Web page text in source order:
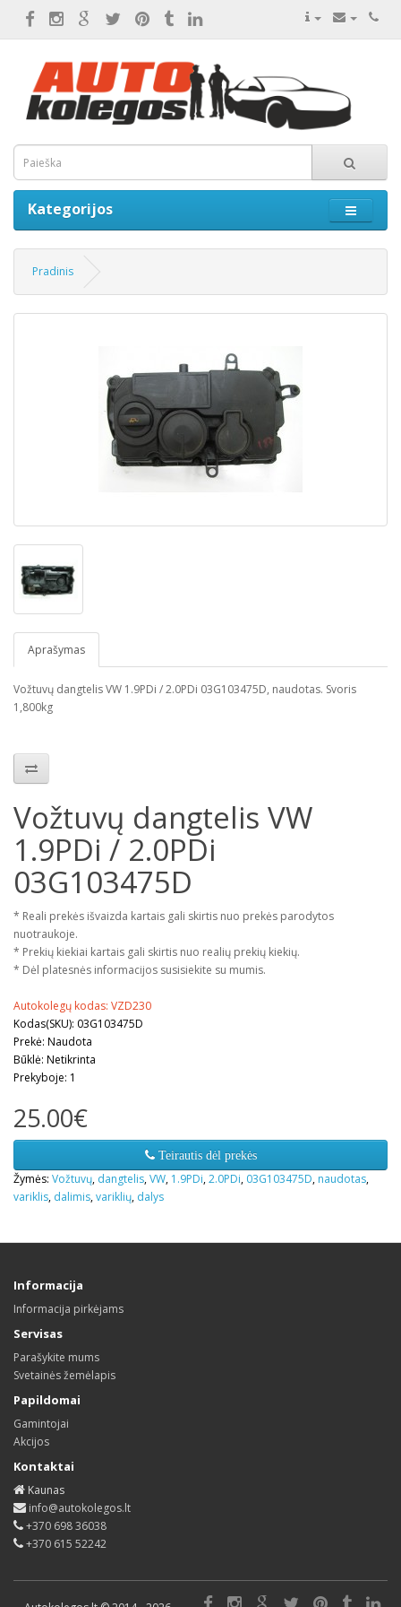
Kategorijos
Pradinis
Aprašymas
Vožtuvų dangtelis VW 1.9PDi / 2.0PDi 03G103475D, naudotas. Svoris
1,800kg
Vožtuvų dangtelis VW
1.9PDi / 2.0PDi
03G103475D
* Reali prekės išvaizda kartais gali skirtis nuo prekės parodytos
nuotraukoje.
* Prekių kiekiai kartais gali skirtis nuo realių prekių kiekių.
* Dėl platesnės informacijos susisiekite su mumis.
Autokolegų kodas: VZD230
Kodas(SKU): 03G103475D
Prekė: Naudota
Būklė: Netikrinta
Prekyboje: 1
25.00€
Teirautis dėl prekės
Žymės: Vožtuvų, dangtelis,VW, 1.9PDi,2.0PDi, 03G103475D, naudotas,
variklis, dalimis,variklių, dalys
Informacija
Informacija pirkėjams
Servisas
Parašykite mums
Svetainės žemėlapis
Papildomai
Gamintojai
Akcijos
Kontaktai
Kaunas
info@autokolegos.lt
+370 698 36038
+370 615 52242